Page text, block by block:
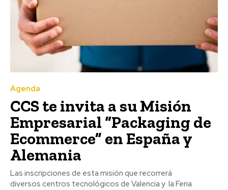
Agenda
CCS te invita a su Misión
Empresarial “Packaging de
Ecommerce” en España y
Alemania
Las inscripciones de esta misión que recorrerá
diversos centros tecnológicos de Valencia y la Feria